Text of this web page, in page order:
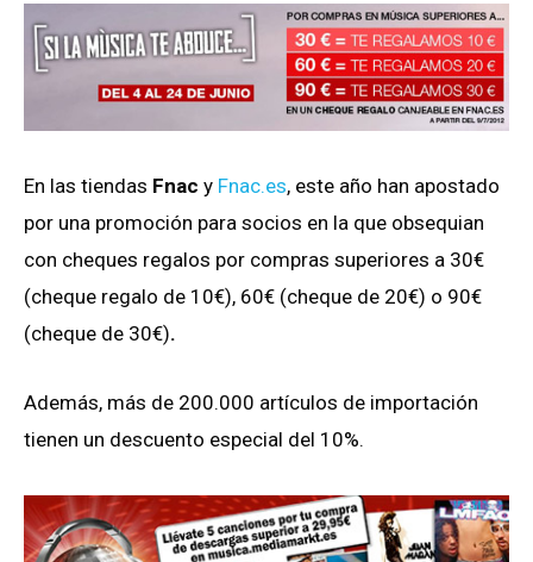
En las tiendas Fnac y Fnac.es, este año han apostado
por una promoción para socios en la que obsequian
con cheques regalos por compras superiores a 30€
(cheque regalo de 10€), 60€ (cheque de 20€) o 90€
(cheque de 30€).
Además, más de 200.000 artículos de importación
tienen un descuento especial del 10%.